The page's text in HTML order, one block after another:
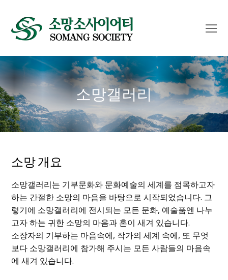
소망갤러리
소망 개요
소망갤러리는 기부문화와 문화예술의 세계를 점목하고자
하는 간절한 소망의 마음을 바탕으로 시작되었습니다. 그
렇기에 소망갤러리에 전시되는 모든 문화, 예술품엔 나누
고자 하는 귀한 소망의 마음과 혼이 새겨 있습니다.
소장자의 기부하는 마음속에, 작가의 세계 속에, 또 무엇
보다 소망갤러리에 참가해 주시는 모든 사람들의 마음속
에 새겨 있습니다.